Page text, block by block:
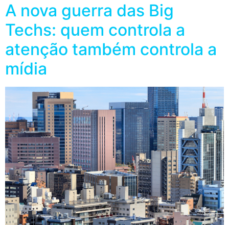
A nova guerra das Big
Techs: quem controla a
atenção também controla a
mídia